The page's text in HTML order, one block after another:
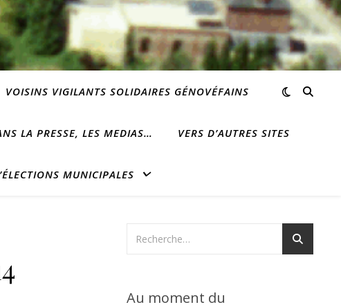
VOISINS VIGILANTS SOLIDAIRES GÉNOVÉFAINS
LA PRESSE, LES MEDIAS… VERS D’AUTRES SITES
MUNICIPALES
Au moment du